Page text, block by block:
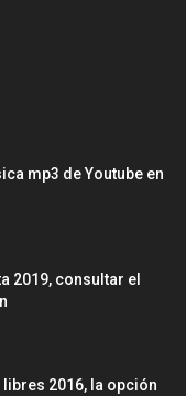
mp3 de Youtube en
2019, consultar el
2016, la opción